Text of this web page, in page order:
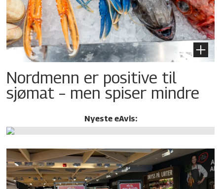
Nordmenn er positive til
sjømat – men spiser mindre
Nyeste eAvis: